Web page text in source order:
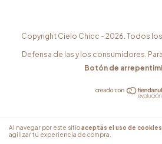
Al navegar por este sitioaceptás el uso de cookies
agilizar tu experiencia de compra.
Copyright Cielo Chicc - 2026. Todos
Defensa de las y los consumidores.
Botón de